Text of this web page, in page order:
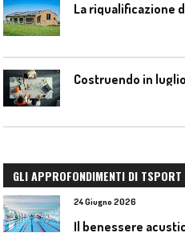
La riqualificazione
Costruendo in
GLI APPROFONDIMENTI DI TSPORT
24 Giugno 2026